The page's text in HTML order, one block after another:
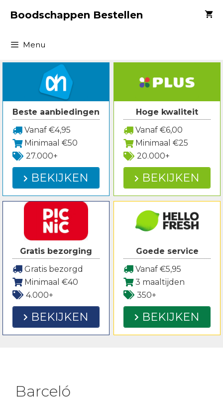
naarBoodschappen Bestellen
Menu
Beste aanbiedingen
Vanaf €4,95
Minimaal €50
27.000+
BEKIJKEN
Hoge kwaliteit
Vanaf €6,00
Minimaal €25
20.000+
BEKIJKEN
Gratis bezorging
Gratis bezorgd
Minimaal €40
4.000+
BEKIJKEN
Goede service
Vanaf €5,95
3 maaltijden
350+
BEKIJKEN
Barceló